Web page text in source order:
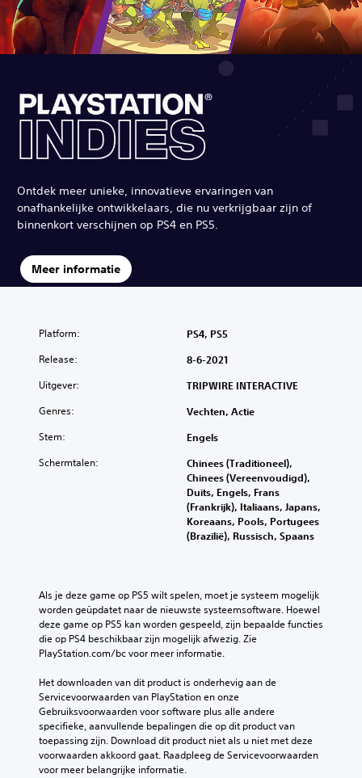
Ontdek meer unieke, innovatieve ervaringen van
onafhankelijke ontwikkelaars, die nu verkrijgbaar zijn of
binnenkort verschijnen op PS4 en PS5.
Meer informatie
Platform: PS4, PS5
Release: 8-6-2021
Uitgever: TRIPWIRE INTERACTIVE
Genres: Vechten, Actie
Stem: Engels
Schermtalen:
Chinees (Traditioneel),
Chinees (Vereenvoudigd),
Duits, Engels, Frans
(Frankrijk), Italiaans, Japans,
Koreaans, Pools, Portugees
(Brazilië), Russisch, Spaans
Als je deze game op PS5 wilt spelen, moet je systeem mogelijk
worden geüpdatet naar de nieuwste systeemsoftware. Hoewel
deze game op PS5 kan worden gespeeld, zijn bepaalde functies
die op PS4 beschikbaar zijn mogelijk afwezig. Zie
PlayStation.com/bc voor meer informatie.
Het downloaden van dit product is onderhevig aan de
Servicevoorwaarden van PlayStation en onze
Gebruiksvoorwaarden voor software plus alle andere
specifieke, aanvullende bepalingen die op dit product van
toepassing zijn. Download dit product niet als u niet met deze
voorwaarden akkoord gaat. Raadpleeg de Servicevoorwaarden
voor meer belangrijke informatie.